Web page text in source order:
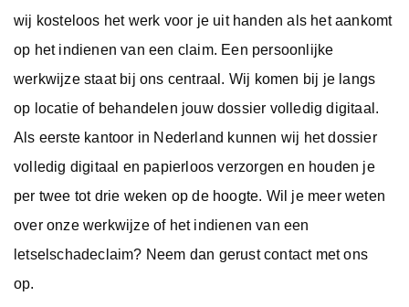
Staat jouw vraag niet tussen de 10 feiten over
letselschade? Neem dan contact met onze experts
en krijg direct antwoord op je vraag.
wij kosteloos het werk voor je uit handen als het aankomt
op het indienen van een claim. Een persoonlijke
werkwijze staat bij ons centraal. Wij komen bij je langs
op locatie of behandelen jouw dossier volledig digitaal.
Als eerste kantoor in Nederland kunnen wij het dossier
volledig digitaal en papierloos verzorgen en houden je
per twee tot drie weken op de hoogte. Wil je meer weten
over onze werkwijze of het indienen van een
letselschadeclaim? Neem dan gerust contact met ons
op.